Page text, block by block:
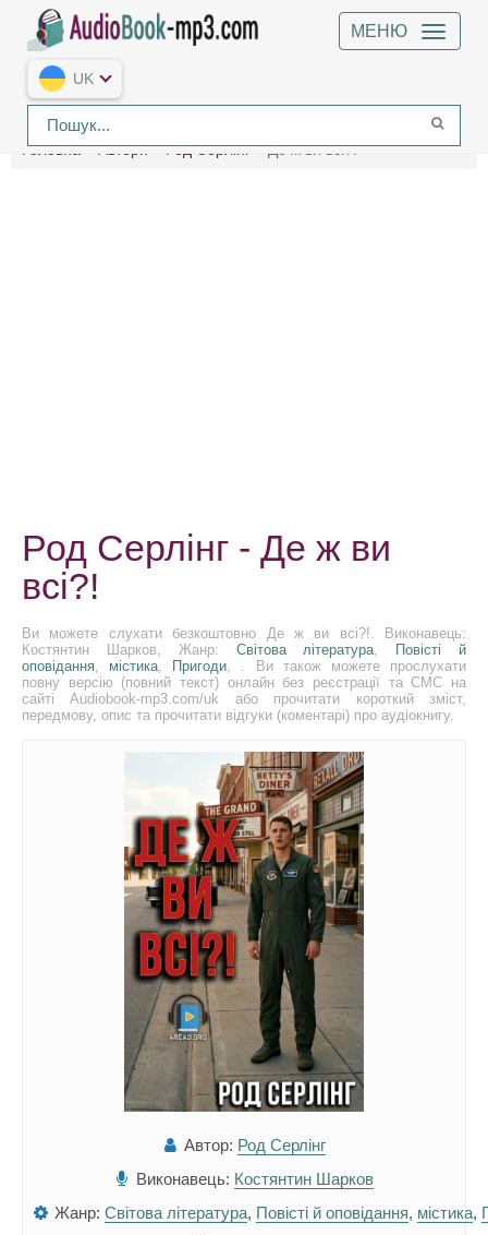
МЕНЮ
UK
Головна Автори Род Серлінг Де ж ви всі?!
Род Серлінг - Де ж ви
всі?!
Ви можете слухати безкоштовно Де ж ви всі?!. Виконавець:
Костянтин Шарков, Жанр: Світова література,
Повісті й
оповідання, містика, Пригоди, . Ви також можете прослухати
повну версію (повний текст) онлайн без реєстрації та СМС на
сайті Audiobook-mp3.com/uk або прочитати короткий зміст,
передмову, опис та прочитати відгуки (коментарі) про аудіокнигу.
Автор: Род Серлінг
Виконавець: Костянтин Шарков
Жанр: Світова література, Повісті й оповідання, містика,